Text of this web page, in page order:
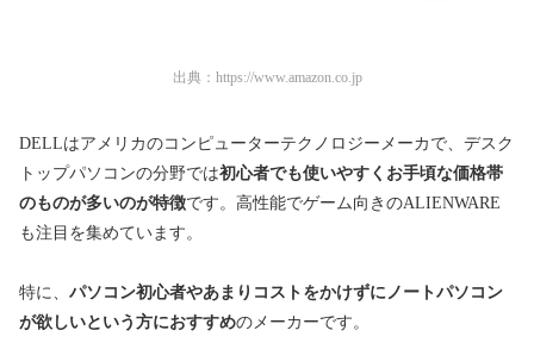
出典： https://www.amazon.co.jp
DELLはアメリカのコンピューターテクノロジーメーカで、デスク
トップパソコンの分野では初心者でも使いやすくお手頃な価格帯
のものが多いのが特徴です。高性能でゲーム向きのALIENWARE
も注目を集めています。
特に、 パソコン初心者やあまりコストをかけずにノートパソコン
が欲しいという方におすすめのメーカーです。